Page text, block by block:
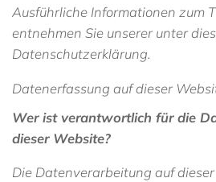
Ausführliche Informationen zum
entnehmen Sie unserer unter
Datenschutzerklärung.
Datenerfassung auf dieser
Wer ist verantwortlich für die
dieser Website?
Die Datenverarbeitung auf